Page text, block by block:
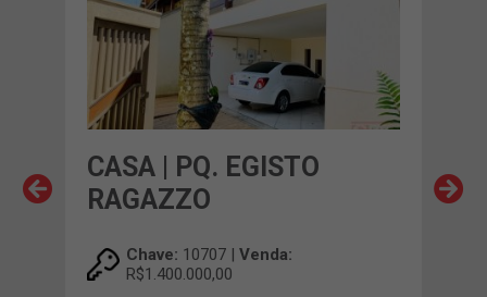
CASA | PQ. EGISTO
RAGAZZO
Chave: 10707 | Venda:
R$1.400.000,00